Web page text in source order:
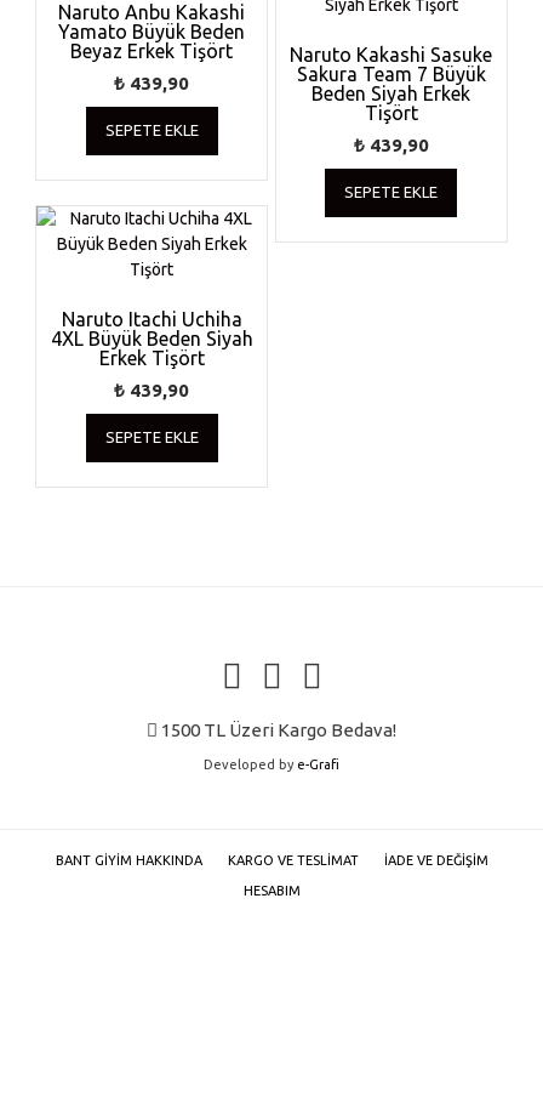
Naruto Anbu Kakashi
Yamato Büyük Beden
Beyaz Erkek Tişört
₺ 439,90
SEPETE EKLE
Naruto Kakashi Sasuke
Sakura Team 7 Büyük
Beden Siyah Erkek
Tişört
₺439,90
SEPETE EKLE
Naruto Itachi Uchiha
4XL Büyük Beden Siyah
Erkek Tişört
₺ 439,90
SEPETE EKLE
1500 TL Üzeri Kargo Bedava!
Developed by e-Grafi
BANT GIYIM HAKKINDA KARGO VE TESLIMAT İADE VE DEĞIŞIM
HESABIM